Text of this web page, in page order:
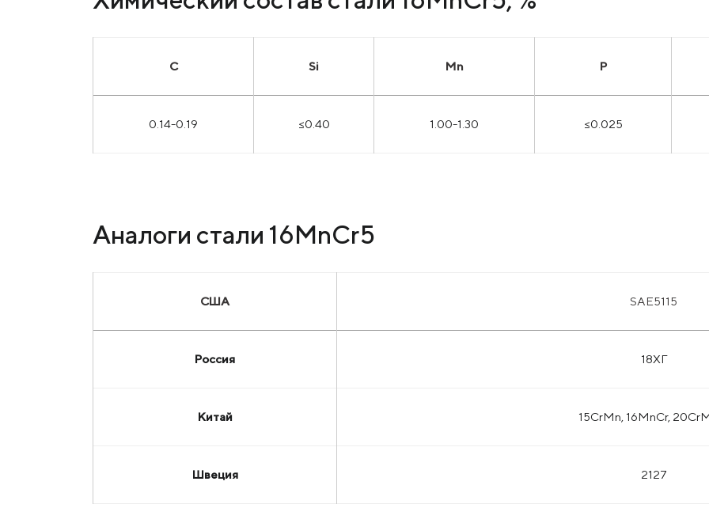
С Si Mn P
0.14-0.19 ≤0.40 1.00-1.30 ≤0.025
Аналоги стали 16MnCr5
США SAE5115
Россия 18ХГ
Китай 15CrMn, 16MnCr,
Швеция 2127